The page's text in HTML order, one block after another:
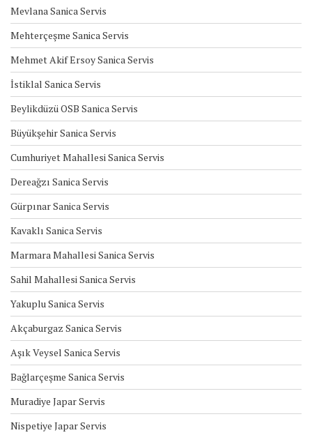
Mevlana Sanica Servis
Mehterçeşme Sanica Servis
Mehmet Akif Ersoy Sanica Servis
İstiklal Sanica Servis
Beylikdüzü OSB Sanica Servis
Büyükşehir Sanica Servis
Cumhuriyet Mahallesi Sanica Servis
Dereağzı Sanica Servis
Gürpınar Sanica Servis
Kavaklı Sanica Servis
Marmara Mahallesi Sanica Servis
Sahil Mahallesi Sanica Servis
Yakuplu Sanica Servis
Akçaburgaz Sanica Servis
Aşık Veysel Sanica Servis
Bağlarçeşme Sanica Servis
Muradiye Japar Servis
Nispetiye Japar Servis